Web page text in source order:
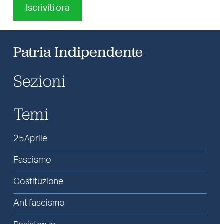
Iscriviti ora
Patria Indipendente
Sezioni
Temi
25Aprile
Fascismo
Costituzione
Antifascismo